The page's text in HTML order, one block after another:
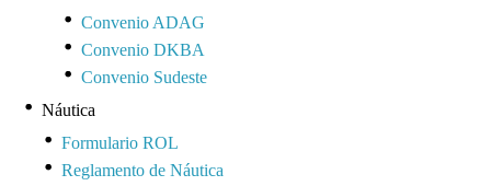
Convenio ADAG
Convenio DKBA
Convenio Sudeste
Náutica
Formulario ROL
Reglamento de Náutica